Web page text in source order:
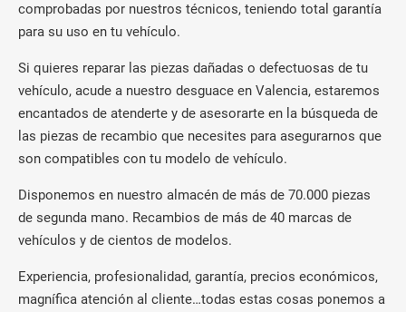
comprobadas por nuestros técnicos, teniendo total garantía
para su uso en tu vehículo.
Si quieres reparar las piezas dañadas o defectuosas de tu
vehículo, acude a nuestro desguace en Valencia, estaremos
encantados de atenderte y de asesorarte en la búsqueda de
las piezas de recambio que necesites para asegurarnos que
son compatibles con tu modelo de vehículo.
Disponemos en nuestro almacén de más de 70.000 piezas
de segunda mano. Recambios de más de 40 marcas de
vehículos y de cientos de modelos.
Experiencia, profesionalidad, garantía, precios económicos,
magnífica atención al cliente…todas estas cosas ponemos a